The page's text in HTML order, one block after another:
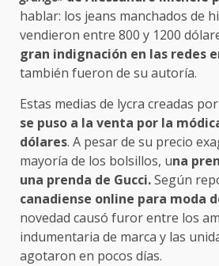
hablar: los jeans manchados de
vendieron entre 800 y 1200
gran indignación en las redes
también fueron de su autoría.
Estas medias de lycra creadas por
se puso a la venta por la
dólares. A pesar de su precio
mayoría de los bolsillos, una
una prenda de Gucci.Según
canadiense online para moda
novedad causó furor entre los
indumentaria de marca y las
agotaron en pocos días.